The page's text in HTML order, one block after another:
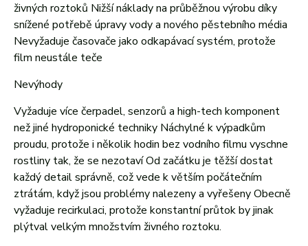
živných roztoků Nižší náklady na průběžnou výrobu díky
snížené potřebě úpravy vody a nového pěstebního média
Nevyžaduje časovače jako odkapávací systém, protože
film neustále teče
Nevýhody
Vyžaduje více čerpadel, senzorů a high-tech komponent
než jiné hydroponické techniky Náchylné k výpadkům
proudu, protože i několik hodin bez vodního filmu vyschne
rostliny tak, že se nezotavíOd začátku je těžší dostat
každý detail správně, což vede k větším počátečním
ztrátám, když jsou problémy nalezeny a vyřešenyObecně
vyžaduje recirkulaci, protože konstantní průtok by jinak
plýtval velkým množstvím živného roztoku.